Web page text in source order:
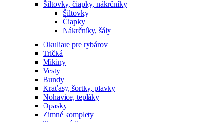
Šiltovky, čiapky, nákrčníky
Šiltovky
Čiapky
Nákrčníky, šály
Okuliare pre rybárov
Tričká
Mikiny
Vesty
Bundy
Kraťasy, šortky, plavky
Nohavice, tepláky
Opasky
Zimné komplety